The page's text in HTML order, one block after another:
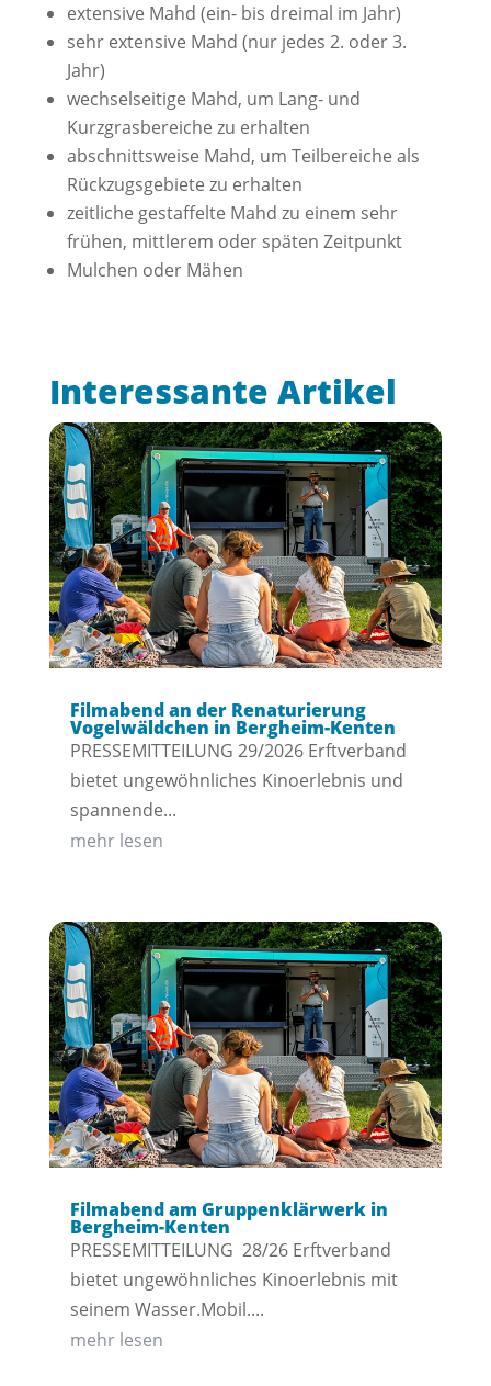
extensive Mahd (ein- bis dreimal im Jahr)
sehr extensive Mahd (nur jedes 2. oder 3.
Jahr)
wechselseitige Mahd, um Lang- und
Kurzgrasbereiche zu erhalten
abschnittsweise Mahd, um Teilbereiche als
Rückzugsgebiete zu erhalten
zeitliche gestaffelte Mahd zu einem sehr
frühen, mittlerem oder späten Zeitpunkt
Mulchen oder Mähen
Interessante Artikel
Filmabend an der Renaturierung
Vogelwäldchen in Bergheim-Kenten
PRESSEMITTEILUNG 29/2026 Erftverband
bietet ungewöhnliches Kinoerlebnis und
spannende...
mehr lesen
Filmabend am Gruppenklärwerk in
Bergheim-Kenten
PRESSEMITTEILUNG 28/26 Erftverband
bietet ungewöhnliches Kinoerlebnis mit
seinem Wasser.Mobil....
mehr lesen